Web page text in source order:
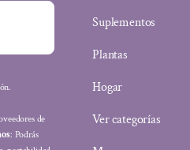
de
: Podrás
Suplementos
Plantas
Hogar
Ver categorías